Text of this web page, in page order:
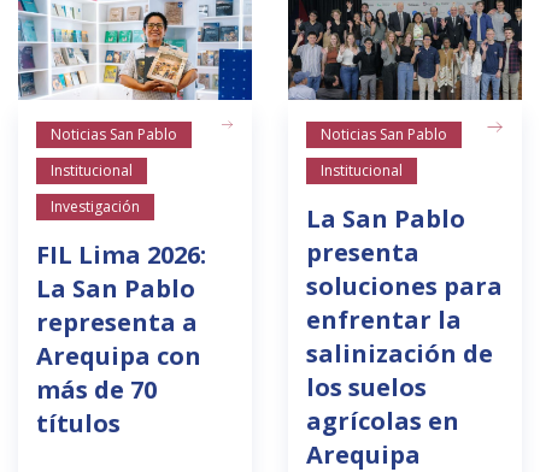
English
Noticias San Pablo
Institucional
Investigación
FIL Lima 2026:
La San Pablo
representa a
Arequipa con
más de 70
títulos
Noticias San Pablo
Institucional
La San Pablo
presenta
soluciones para
enfrentar la
salinización de
los suelos
agrícolas en
Arequipa